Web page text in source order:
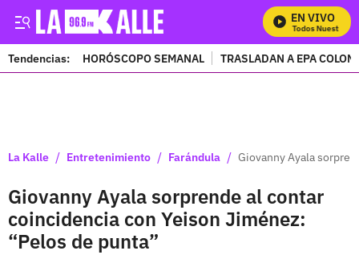
EN VIVO
Mira Todos Nuestros
Tendencias: HORÓSCOPO SEMANAL TRASLADAN A EPA
La Kalle / Entretenimiento / Farándula / Giovanny Ayala
Giovanny Ayala sorprende al contar
coincidencia con Yeison Jiménez:
“Pelos de punta”